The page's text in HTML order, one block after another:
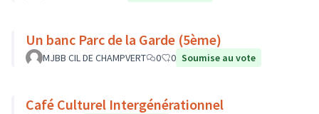
Un banc Parc de la Garde (5ème)
MJBB CIL DE CHAMPVERT 0 0 Soumise au vote
Café Culturel Intergénérationnel